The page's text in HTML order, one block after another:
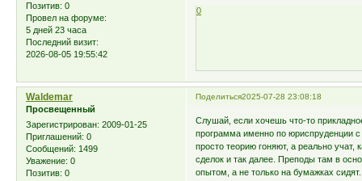
Позитив: 0
Провел на форуме:
5 дней 23 часа
Последний визит:
2026-08-05 19:55:42
0
Поделиться2025-07-28 23:08:18
Waldemar
Просвещенный
Зарегистрирован: 2009-01-25
Приглашений: 0
Сообщений: 1499
Уважение: 0
Позитив: 0
Слушай, если хочешь что-то
программа именно по юриспруденции
просто теорию гоняют, а реально
сделок и так далее. Преподы там в
опытом, а не только на бумажках